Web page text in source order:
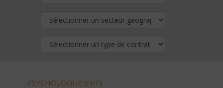
PSYCHOLOGUE (H/F)